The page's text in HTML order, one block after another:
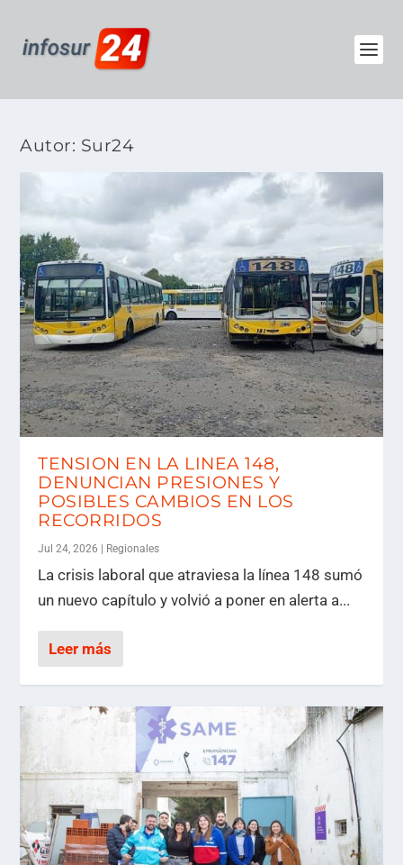
Autor: Sur24
TENSION EN LA LINEA 148,
DENUNCIAN PRESIONES Y
POSIBLES CAMBIOS EN LOS
RECORRIDOS
Jul 24, 2026 | Regionales
La crisis laboral que atraviesa la línea 148 sumó
un nuevo capítulo y volvió a poner en alerta a...
Leer más